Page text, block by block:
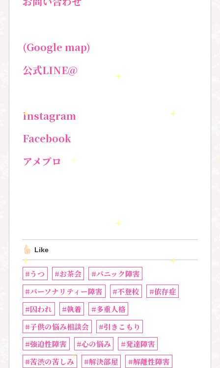
(Google map)
公式LINE@
Instagram
Facebook
アメブロ
Like
#うつ #お茶会
#パニック障害
#パーソナリティー障害
#不登校
#依存症
#囚われ
#執着
#多重人格
#子供の悩み相談会
#引きこもり
#強迫性障害
#心の悩み
#発達障害
#苦渋の苦しみ
#解決部屋
#解離性障害